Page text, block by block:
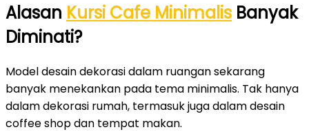
Alasan Kursi Cafe Minimalis Banyak
Diminati?
Model desain dekorasi dalam ruangan sekarang
banyak menekankan pada tema minimalis. Tak hanya
dalam dekorasi rumah, termasuk juga dalam desain
coffee shop dan tempat makan.